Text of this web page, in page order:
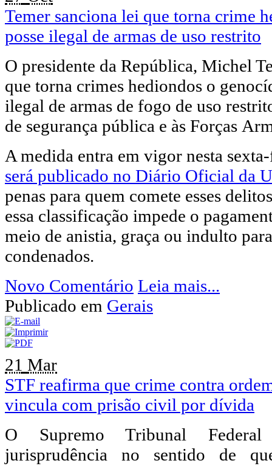
Temer sanciona lei que torna crime
posse ilegal de armas de uso restrito
O presidente da República, Michel
que torna crimes hediondos o
ilegal de armas de fogo de uso
de segurança pública e às Forças
A medida entra em vigor nesta
será publicado no Diário Oficial da
penas para quem comete esses
essa classificação impede o
meio de anistia, graça ou indulto
condenados.
Novo Comentário Leia mais...
Publicado em Gerais
21 Mar
STF reafirma que crime contra
vincula com prisão civil por dívida
O Supremo Tribunal
jurisprudência no sentido de